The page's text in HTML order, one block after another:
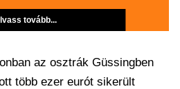
tovább...
az osztrák Güssingben
több ezer eurót sikerült